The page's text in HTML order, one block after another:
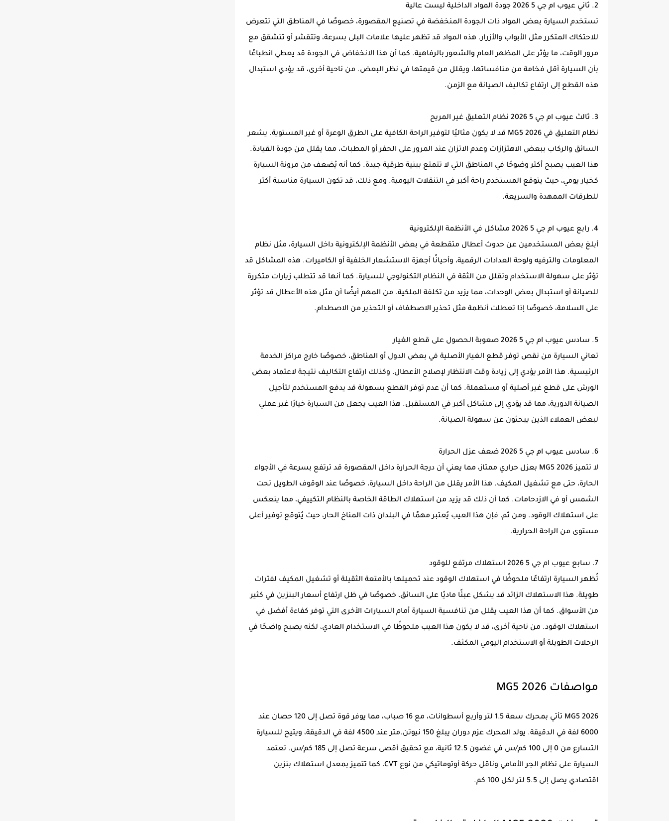
2. ثاني عيوب ام جي 5 2026 جودة المواد الداخلية ليست عالية
تستخدم السيارة بعض المواد ذات الجودة المنخفضة في تصنيع المقصورة، خصوصًا في المناطق التي تتعرض
للاحتكاك المتكرر مثل الأبواب والأزرار. هذه المواد قد تظهر عليها علامات البلى بسرعة، وتتقشر أو تتشقق مع
مرور الوقت، ما يؤثر على المظهر العام والشعور بالرفاهية. كما أن هذا الانخفاض في الجودة قد يعطي انطباعًا
بأن السيارة أقل فخامة من منافساتها، ويقلل من قيمتها في نظر البعض. من ناحية أخرى، قد يؤدي استبدال
هذه القطع إلى ارتفاع تكاليف الصيانة مع الزمن.
3. ثالث عيوب ام جي 5 2026 نظام التعليق غير المريح
نظام التعليق في MG5 2026 قد لا يكون مثاليًا لتوفير الراحة الكافية على الطرق الوعرة أو غير المستوية. يشعر
السائق والركاب ببعض الاهتزازات وعدم الاتزان عند المرور على الحفر أو المطبات، مما يقلل من جودة القيادة.
هذا العيب يصبح أكثر وضوحًا في المناطق التي لا تتمتع ببنية طرقية جيدة. كما أنه يُضعف من مرونة السيارة
كخيار يومي، حيث يتوقع المستخدم راحة أكبر في التنقلات اليومية. ومع ذلك، قد تكون السيارة مناسبة أكثر
للطرقات الممهدة والسريعة.
4. رابع عيوب ام جي 5 2026 مشاكل في الأنظمة الإلكترونية
أبلغ بعض المستخدمين عن حدوث أعطال متقطعة في بعض الأنظمة الإلكترونية داخل السيارة، مثل نظام
المعلومات والترفيه ولوحة العدادات الرقمية، وأحيانًا أجهزة الاستشعار الخلفية أو الكاميرات. هذه المشاكل قد
تؤثر على سهولة الاستخدام وتقلل من الثقة في النظام التكنولوجي للسيارة. كما أنها قد تتطلب زيارات متكررة
للصيانة أو استبدال بعض الوحدات، مما يزيد من تكلفة الملكية. من المهم أيضًا أن مثل هذه الأعطال قد تؤثر
على السلامة، خصوصًا إذا تعطلت أنظمة مثل تحذير الاصطفاف أو التحذير من الاصطدام.
5. سادس عيوب ام جي 5 2026 صعوبة الحصول على قطع الغيار
تعاني السيارة من نقص توفر قطع الغيار الأصلية في بعض الدول أو المناطق، خصوصًا خارج مراكز الخدمة
الرئيسية. هذا الأمر يؤدي إلى زيادة وقت الانتظار لإصلاح الأعطال، وكذلك ارتفاع التكاليف نتيجة لاعتماد بعض
الورش على قطع غير أصلية أو مستعملة. كما أن عدم توفر القطع بسهولة قد يدفع المستخدم لتأجيل
الصيانة الدورية، مما قد يؤدي إلى مشاكل أكبر في المستقبل. هذا العيب يجعل من السيارة خيارًا غير عملي
لبعض العملاء الذين يبحثون عن سهولة الصيانة.
6. سادس عيوب ام جي 5 2026 ضعف عزل الحرارة
لا تتميز MG5 2026 بعزل حراري ممتاز، مما يعني أن درجة الحرارة داخل المقصورة قد ترتفع بسرعة في الأجواء
الحارة، حتى مع تشغيل المكيف. هذا الأمر يقلل من الراحة داخل السيارة، خصوصًا عند الوقوف الطويل تحت
الشمس أو في الازدحامات. كما أن ذلك قد يزيد من استهلاك الطاقة الخاصة بالنظام التكييفي، مما ينعكس
على استهلاك الوقود. ومن ثم، فإن هذا العيب يُعتبر مهمًا في البلدان ذات المناخ الحار، حيث يُتوقع توفير أعلى
مستوى من الراحة الحرارية.
7. سابع عيوب ام جي 5 2026 استهلاك مرتفع للوقود
تُظهر السيارة ارتفاعًا ملحوظًا في استهلاك الوقود عند تحميلها بالأمتعة الثقيلة أو تشغيل المكيف لفترات
طويلة. هذا الاستهلاك الزائد قد يشكل عبئًا ماديًا على السائق، خصوصًا في ظل ارتفاع أسعار البنزين في كثير
من الأسواق. كما أن هذا العيب يقلل من تنافسية السيارة أمام السيارات الأخرى التي توفر كفاءة أفضل في
استهلاك الوقود. من ناحية أخرى، قد لا يكون هذا العيب ملحوظًا في الاستخدام العادي، لكنه يصبح واضحًا في
الرحلات الطويلة أو الاستخدام اليومي المكثف.
مواصفات MG5 2026
MG5 2026 تأتي بمحرك سعة 1.5 لتر وأربع أسطوانات، مع 16 صباب، مما يوفر قوة تصل إلى 120 حصان عند
6000 لفة في الدقيقة. يولد المحرك عزم دوران يبلغ 150 نيوتن.متر عند 4500 لفة في الدقيقة، ويتيح للسيارة
التسارع من 0 إلى 100 كم/س في غضون 12.5 ثانية، مع تحقيق أقصى سرعة تصل إلى 185 كم/س. تعتمد
السيارة على نظام الجر الأمامي وناقل حركة أوتوماتيكي من نوع CVT، كما تتميز بمعدل استهلاك بنزين
اقتصادي يصل إلى 5.5 لتر لكل 100 كم.